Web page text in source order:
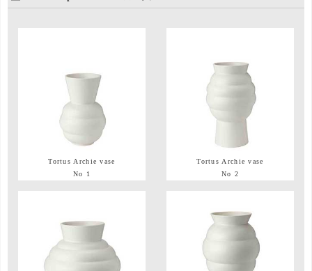
Tortus Archie vase
No 1
Tortus Archie vase
No 2